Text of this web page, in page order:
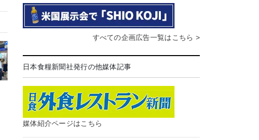
すべての企画広告一覧はこちら >
日本食糧新聞社発行の他媒体記事
媒体紹介ページはこちら